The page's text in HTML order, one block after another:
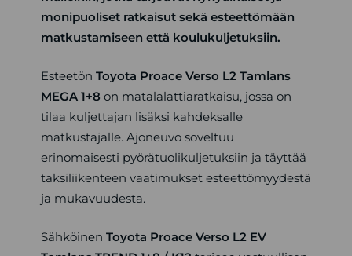
monipuoliset ratkaisut sekä esteettömään
matkustamiseen että koulukuljetuksiin.
Esteetön Toyota Proace Verso L2 Tamlans
MEGA 1+8 on matalalattiaratkaisu, jossa on
tilaa kuljettajan lisäksi kahdeksalle
matkustajalle. Ajoneuvo soveltuu
erinomaisesti pyörätuolikuljetuksiin ja täyttää
taksiliikenteen vaatimukset esteettömyydestä
ja mukavuudesta.
Sähköinen Toyota Proace Verso L2 EV